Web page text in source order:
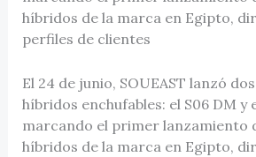
híbridos de la marca en Egipto,
perfiles de clientes
El 24 de junio, SOUEAST lanzó
híbridos enchufables: el S06 DM y
marcando el primer lanzamiento
híbridos de la marca en Egipto,